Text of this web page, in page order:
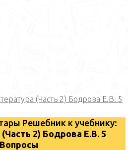
(Часть 2) Бодрова Е.В. 5
Решебник к учебнику:
2) Бодрова Е.В. 5